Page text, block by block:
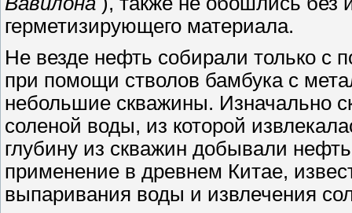
герметизирующего материала.
Не везде нефть собирали только с
при помощи стволов бамбука с
небольшие скважины. Изначально
соленой воды, из которой
глубину из скважин добывали
применение в древнем Китае,
выпаривания воды и извлечения